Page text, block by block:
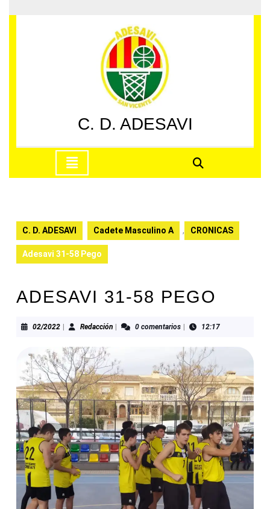
al
C. D. ADESAVI
apertura
C. D. ADESAVI Cadete Masculino A , CRONICAS
Adesavi 31-58 Pego
ADESAVI 31-58 PEGO
02/202202/2022RedacciónRedacción0 comentarios 12:17